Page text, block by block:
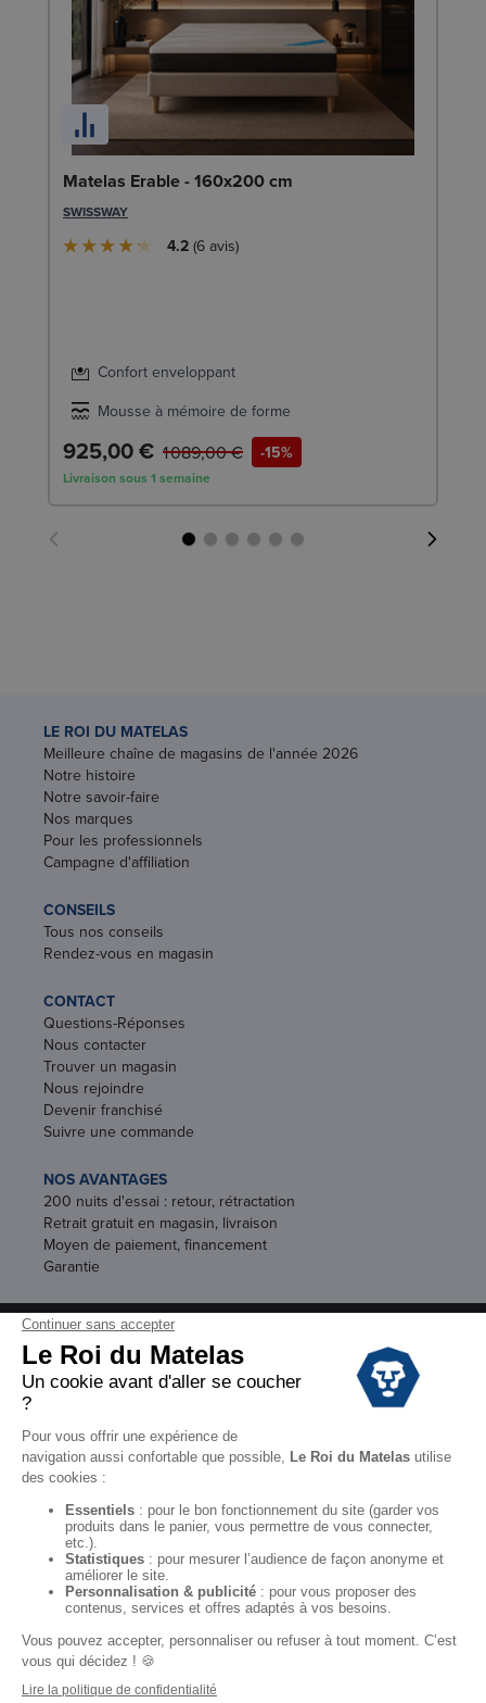
Matelas Erable - 160x200 cm
SWISSWAY
4.2 6 avis
Confort enveloppant
Mousse à mémoire de forme
925,00 € -15%
1 089,00 €
Livraison sous 1 semaine
LE ROI DU MATELAS
Meilleure chaîne de magasins de l'année 2026
Notre histoire
Notre savoir-faire
Nos marques
Pour les professionnels
Campagne d'affiliation
CONSEILS
Tous nos conseils
Rendez-vous en magasin
CONTACT
Questions-Réponses
Nous contacter
Trouver un magasin
Nous rejoindre
Devenir franchisé
Suivre une commande
NOS AVANTAGES
200 nuits d'essai : retour, rétractation
Retrait gratuit en magasin, livraison
Moyen de paiement, financement
Garantie
Conditions des offres
Black Friday
Destockage
Conditions Générales de vente magasin
Mentions Légales
Données personnelles
Codes promo Le Roi du Matelas
Copyright © 2022. All rights reserved.